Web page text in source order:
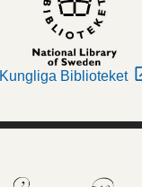
Kungliga Biblioteket